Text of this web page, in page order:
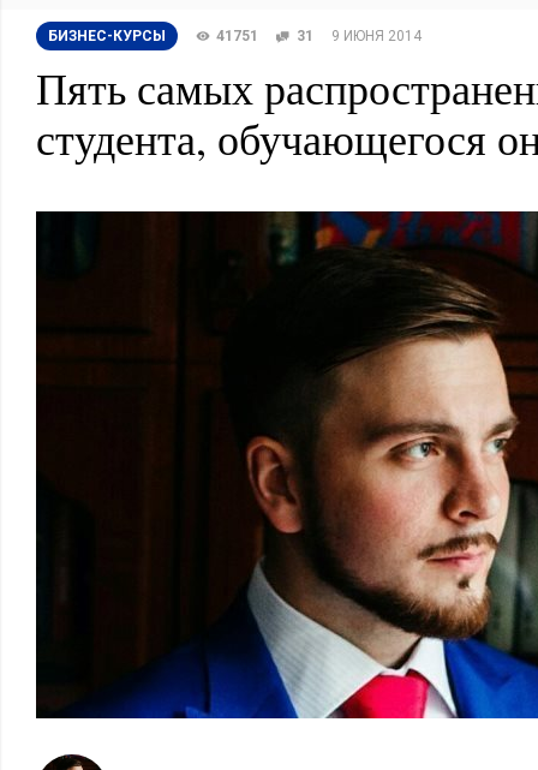
БИЗНЕС-КУРСЫ 41751 31 9 ИЮНЯ 2014
Пять самых
студента, обучающегося